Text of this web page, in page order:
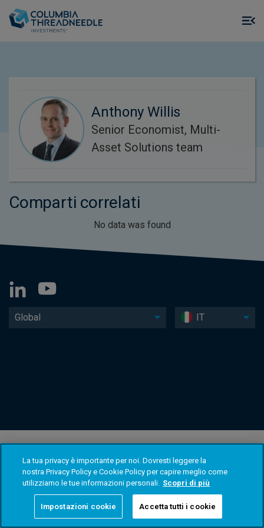
Anthony Willis
Senior Economist, Multi-
Asset Solutions team
Comparti correlati
No data was found
Global IT
La tua privacy è importante per noi. Dovresti leggere la
nostra Privacy Policy e Cookie Policy per capire meglio come
utilizziamo le tue informazioni personali. Scopri di più
Impostazioni cookie Accetta tutti i cookie